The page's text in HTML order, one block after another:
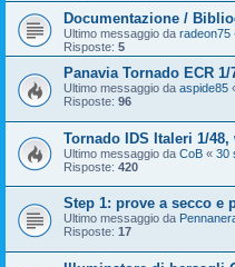
Documentazione /
Ultimo messaggio da radeon75
Risposte: 5
Panavia Tornado ECR 1/
Ultimo messaggio da aspide85
Risposte: 96
Tornado IDS Italeri 1/48,
Ultimo messaggio da CoB « 30
Risposte: 420
Step 1: prove a secco e
Ultimo messaggio da
Risposte: 17